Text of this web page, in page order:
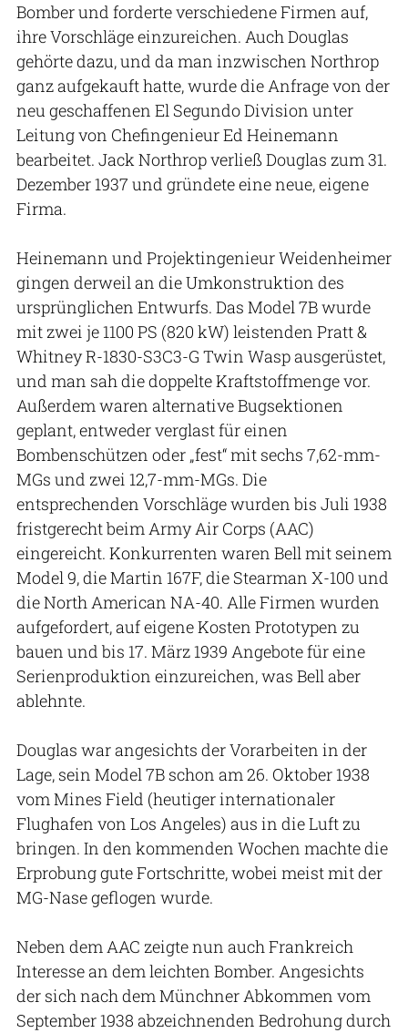
Bomber und forderte verschiedene Firmen auf,
ihre Vorschläge einzureichen. Auch Douglas
gehörte dazu, und da man inzwischen Northrop
ganz aufgekauft hatte, wurde die Anfrage von der
neu geschaffenen El Segundo Division unter
Leitung von Chefingenieur Ed Heinemann
bearbeitet. Jack Northrop verließ Douglas zum 31.
Dezember 1937 und gründete eine neue, eigene
Firma.
Heinemann und Projektingenieur Weidenheimer
gingen derweil an die Umkonstruktion des
ursprünglichen Entwurfs. Das Model 7B wurde
mit zwei je 1100 PS (820 kW) leistenden Pratt &
Whitney R-1830-S3C3-G Twin Wasp ausgerüstet,
und man sah die doppelte Kraftstoffmenge vor.
Außerdem waren alternative Bugsektionen
geplant, entweder verglast für einen
Bombenschützen oder „fest“ mit sechs 7,62-mm-
MGs und zwei 12,7-mm-MGs. Die
entsprechenden Vorschläge wurden bis Juli 1938
fristgerecht beim Army Air Corps (AAC)
eingereicht. Konkurrenten waren Bell mit seinem
Model 9, die Martin 167F, die Stearman X-100 und
die North American NA-40. Alle Firmen wurden
aufgefordert, auf eigene Kosten Prototypen zu
bauen und bis 17. März 1939 Angebote für eine
Serienproduktion einzureichen, was Bell aber
ablehnte.
Douglas war angesichts der Vorarbeiten in der
Lage, sein Model 7B schon am 26. Oktober 1938
vom Mines Field (heutiger internationaler
Flughafen von Los Angeles) aus in die Luft zu
bringen. In den kommenden Wochen machte die
Erprobung gute Fortschritte, wobei meist mit der
MG-Nase geflogen wurde.
Neben dem AAC zeigte nun auch Frankreich
Interesse an dem leichten Bomber. Angesichts
der sich nach dem Münchner Abkommen vom
September 1938 abzeichnenden Bedrohung durch